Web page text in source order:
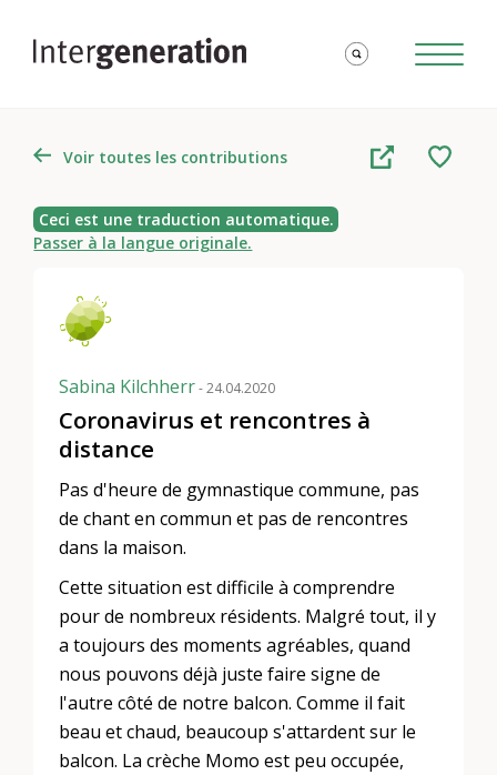
Voir toutes les contributions
Ceci est une traduction automatique.
Passer à la langue originale.
Sabina Kilchherr- 24.04.2020
Coronavirus et rencontres à
distance
Pas d'heure de gymnastique commune, pas
de chant en commun et pas de rencontres
dans la maison.
Cette situation est difficile à comprendre
pour de nombreux résidents. Malgré tout, il y
a toujours des moments agréables, quand
nous pouvons déjà juste faire signe de
l'autre côté de notre balcon. Comme il fait
beau et chaud, beaucoup s'attardent sur le
balcon. La crèche Momo est peu occupée,